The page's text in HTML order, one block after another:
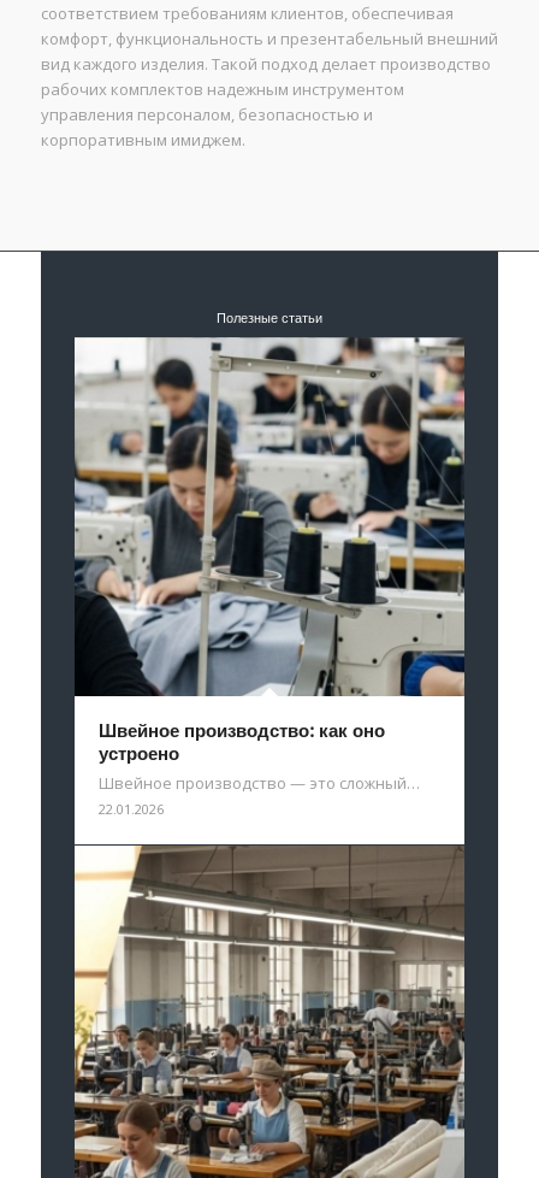
соответствием требованиям клиентов, обеспечивая
комфорт, функциональность и презентабельный внешний
вид каждого изделия. Такой подход делает производство
рабочих комплектов надежным инструментом
управления персоналом, безопасностью и
корпоративным имиджем.
Полезные статьи
Швейное производство: как оно
устроено
Швейное производство — это сложный…
22.01.2026